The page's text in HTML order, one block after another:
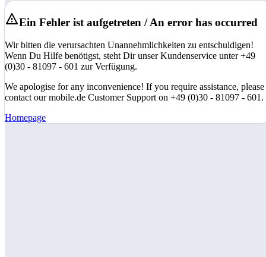
Ein Fehler ist aufgetreten / An error has occurred
Wir bitten die verursachten Unannehmlichkeiten zu entschuldigen!
Wenn Du Hilfe benötigst, steht Dir unser Kundenservice unter +49
(0)30 - 81097 - 601 zur Verfügung.
We apologise for any inconvenience! If you require assistance, please
contact our mobile.de Customer Support on +49 (0)30 - 81097 - 601.
Homepage